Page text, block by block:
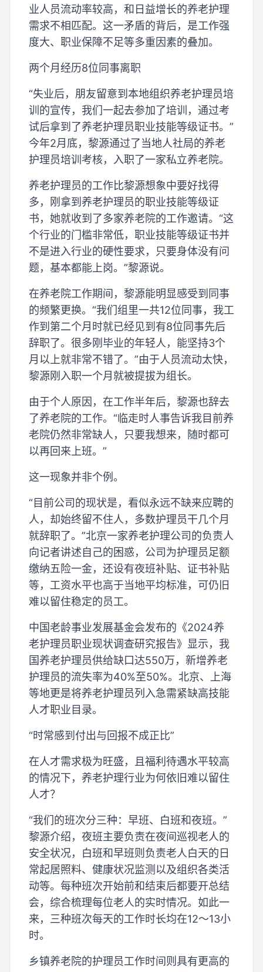
业人员流动率较高，和日益增长的养老护理
需求不相匹配。这一矛盾的背后，是工作强
度大、职业保障不足等多重因素的叠加。
两个月经历8位同事离职
“失业后，朋友留意到本地组织养老护理员培
训的宣传，我们一起去参加了培训，通过考
试后拿到了养老护理员职业技能等级证书。”
今年2月底，黎源通过了当地人社局的养老
护理员培训考核，入职了一家私立养老院。
养老护理员的工作比黎源想象中要好找得
多，刚拿到养老护理员的职业技能等级证
书，她就收到了多家养老院的工作邀请。“这
个行业的门槛非常低，职业技能等级证书并
不是进入行业的硬性要求，只要身体没有问
题，基本都能上岗。”黎源说。
在养老院工作期间，黎源能明显感受到同事
的频繁更换。“我们组里一共12位同事，我工
作到第二个月时就已经见到有8位同事先后
辞职了。很多刚毕业的年轻人，能坚持3个
月以上就非常不错了。”由于人员流动太快，
黎源刚入职一个月就被提拔为组长。
由于个人原因，在工作半年后，黎源也辞去
了养老院的工作。“临走时人事告诉我目前养
老院仍然非常缺人，只要我想来，随时都可
以再回来上班。”
这一现象并非个例。
“目前公司的现状是，看似永远不缺来应聘的
人，却始终留不住人，多数护理员干几个月
就辞职了。”北京一家养老护理公司的负责人
向记者讲述自己的困惑，公司为护理员足额
缴纳五险一金，还设有夜班补贴、证书补贴
等，工资水平也高于当地平均标准，可仍旧
难以留住稳定的员工。
中国老龄事业发展基金会发布的《2024养
老护理员职业现状调查研究报告》显示，我
国养老护理员供给缺口达550万，新增养老
护理员的流失率为40%至50%。北京、上海
等地更是将养老护理员列入急需紧缺高技能
人才职业目录。
“时常感到付出与回报不成正比”
在人才需求极为旺盛，且福利待遇水平较高
的情况下，养老护理行业为何依旧难以留住
人才？
“我们的班次分三种：早班、白班和夜班。”
黎源介绍，夜班主要负责在夜间巡视老人的
安全状况，白班和早班则负责老人白天的日
常起居照料、健康状况监测以及组织各类活
动等。每种班次开始前和结束后都要开总结
会，综合梳理每位老人的实时情况。如此一
来，三种班次每天的工作时长均在12～13小
时。
乡镇养老院的护理员工作时间则具有更高的